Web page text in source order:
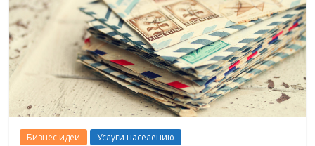
Бизнес идеи Услуги населению